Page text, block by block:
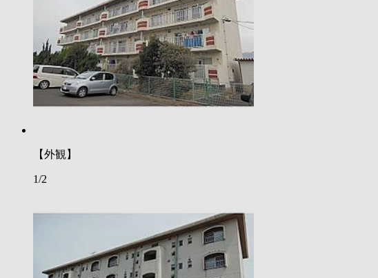
【外観】
1/2